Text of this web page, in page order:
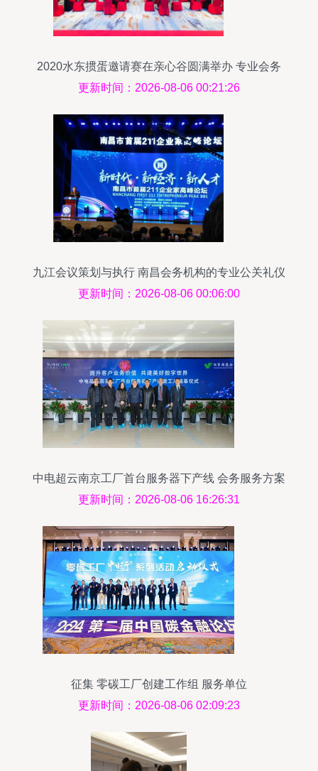
2020水东掼蛋邀请赛在亲心谷圆满举办 专业会务
服务赋能绿色智力运动
更新时间：2026-08-06 00:21:26
九江会议策划与执行 南昌会务机构的专业公关礼仪
服务
更新时间：2026-08-06 00:06:00
中电超云南京工厂首台服务器下产线 会务服务方案
报告
更新时间：2026-08-06 16:26:31
征集 零碳工厂创建工作组 服务单位
更新时间：2026-08-06 02:09:23